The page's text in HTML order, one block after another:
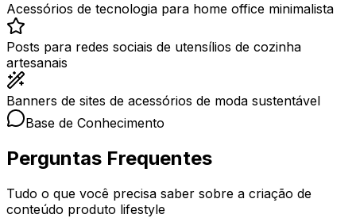
Acessórios de tecnologia para home office minimalista
Posts para redes sociais de utensílios de cozinha
artesanais
Banners de sites de acessórios de moda sustentável
Base de Conhecimento
Perguntas Frequentes
Tudo o que você precisa saber sobre a criação de
conteúdo produto lifestyle